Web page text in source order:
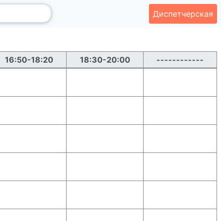
Диспетчерская
16:50-18:20 18:30-20:00
------------